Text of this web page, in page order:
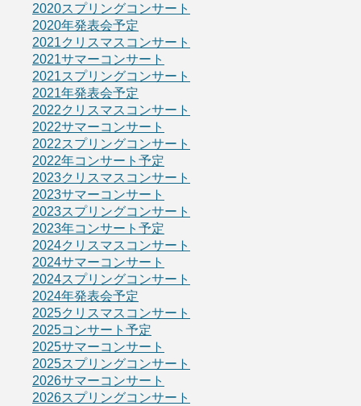
2020スプリングコンサート
2020年発表会予定
2021クリスマスコンサート
2021サマーコンサート
2021スプリングコンサート
2021年発表会予定
2022クリスマスコンサート
2022サマーコンサート
2022スプリングコンサート
2022年コンサート予定
2023クリスマスコンサート
2023サマーコンサート
2023スプリングコンサート
2023年コンサート予定
2024クリスマスコンサート
2024サマーコンサート
2024スプリングコンサート
2024年発表会予定
2025クリスマスコンサート
2025コンサート予定
2025サマーコンサート
2025スプリングコンサート
2026サマーコンサート
2026スプリングコンサート